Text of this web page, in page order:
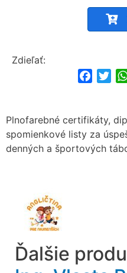
Zdieľať:
Plnofarebné certifikáty,
spomienkové listy za
denných a športových
Ďalšie